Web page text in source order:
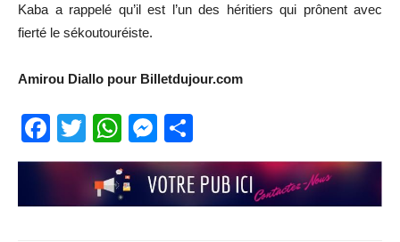
Kaba a rappelé qu’il est l’un des héritiers qui prônent avec
fierté le sékoutouréiste.
Amirou Diallo pour Billetdujour.com
Facebook
TwitterWhatsApp
Messenger